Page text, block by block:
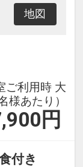
地図
ご利用時 大
様あたり）
円
付き